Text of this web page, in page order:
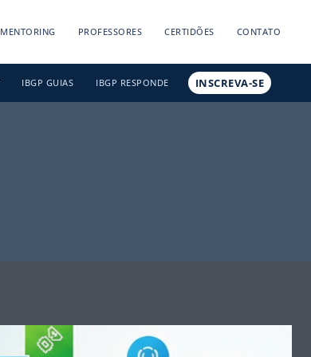
MENTORING PROFESSORES CERTIDÕES CONTATO
IBGP GUIAS IBGP RESPONDE INSCREVA-SE